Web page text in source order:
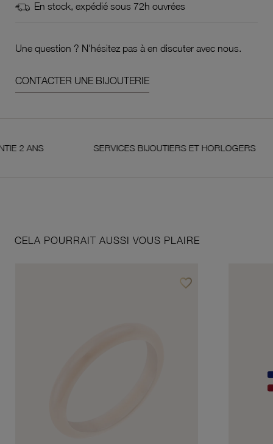
En stock, expédié sous 72h ouvrées
Une question ? N'hésitez pas à en discuter avec nous.
CONTACTER UNE BIJOUTERIE
SERVICES BIJOUTIERS ET HORLOGERS
CELA POURRAIT AUSSI VOUS PLAIRE
favorite_borderAjouter à vos favoris